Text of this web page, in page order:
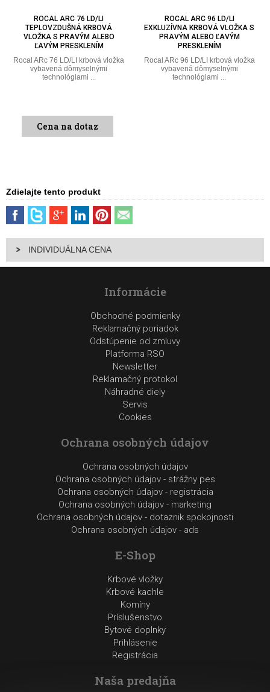
ROCAL ARC 76 LD/LI
TEPLOVZDUŠNÁ KRBOVÁ
VLOŽKA S PRAVÝM ALEBO
ĽAVÝM PRESKLENÍM
Rocal ARc 76 LD/LI krbová vložka
vybavená dômyselnými
technológiami ...
Cena na dotaz
ROCAL ARC 96 LD/LI
EXKLUZÍVNA KRBOVÁ VLOŽKA S
PRAVÝM ALEBO ĽAVÝM
PRESKLENÍM
Rocal ARc 96 LD/LI krbová vložka
vybavená dômyselnými
technológiami ...
Zdielajte tento produkt
INDIVIDUÁLNA CENA
Informácie
Obchodné podmienky
Reklamačný poriadok
Odstúpenie od zmluvy
Platforma RSO
Newsletter
Reklamačný protokol
Náhradné diely
Servis
Cookies
Ochrana osobných údajov
Ochrana osobných údajov
Ochrana osobných údajov - strážny pes
Ochrana osobných údajov - registrácia
Ochrana osobných údajov - marketing
Ochrana osobných údajov - dotaznik spokojnosti
Ochrana osobných údajov - ads
E-Shop
Krbové vložky
Krbové kachle
Komíny
Príslušenstvo
Bytové doplnky
Prihlásenie
Registrácia
Naša predajňa